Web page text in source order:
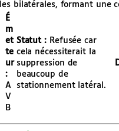
bilatérales, formant une
É
m
et
te
ur
:
A
V
B
Statut : Refusée car
cela nécessiterait la
suppression de
beaucoup de
stationnement latéral.